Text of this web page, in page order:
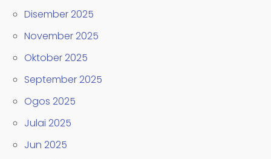
Disember 2025
November 2025
Oktober 2025
September 2025
Ogos 2025
Julai 2025
Jun 2025